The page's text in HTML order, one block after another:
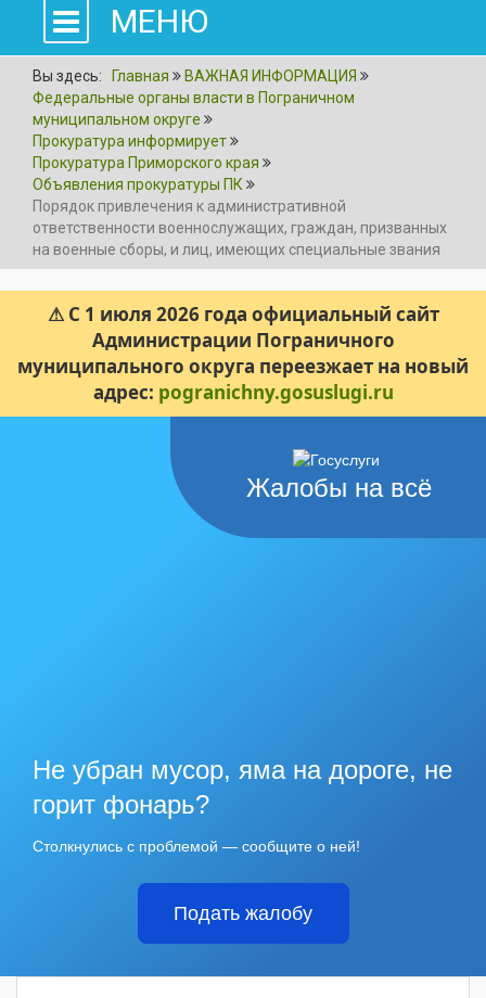
МЕНЮ
Вы здесь: Главная
ВАЖНАЯ ИНФОРМАЦИЯ
Федеральные органы власти в Пограничном
муниципальном округе
Прокуратура информирует
Прокуратура Приморского края
Объявления прокуратуры ПК
Порядок привлечения к административной
ответственности военнослужащих, граждан, призванных
на военные сборы, и лиц, имеющих специальные звания
⚠ С 1 июля 2026 года официальный сайт
Администрации Пограничного
муниципального округа переезжает на новый
адрес: pogranichny.gosuslugi.ru
Жалобы на всё
Не убран мусор, яма на дороге, не
горит фонарь?
Столкнулись с проблемой — сообщите о ней!
Подать жалобу